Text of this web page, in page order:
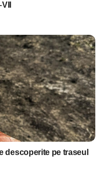
descoperite pe traseul